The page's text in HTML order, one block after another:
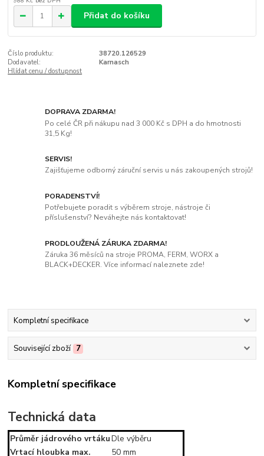
Přidat do košíku
Číslo produktu:
38720.126529
Dodavatel:
Karnasch
Hlídat cenu / dostupnost
DOPRAVA ZDARMA!
Po celé ČR při nákupu nad 3 000 Kč s DPH a do hmotnosti
31,5 Kg!
SERVIS!
Zajišťujeme odborný záruční servis u nás zakoupených strojů!
PORADENSTVÍ!
Potřebujete poradit s výběrem stroje, nástroje či
příslušenství? Neváhejte nás kontaktovat!
PRODLOUŽENÁ ZÁRUKA ZDARMA!
Záruka 36 měsíců na stroje PROMA, FERM, WORX a
BLACK+DECKER. Více informací naleznete zde!
Kompletní specifikace
Související zboží 7
Kompletní specifikace
Technická data
Průměr jádrového vrtákuDle výběru
Vrtací hloubka max.
50 mm